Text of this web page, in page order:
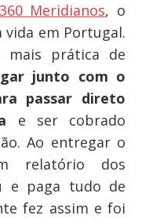
360 Meridianos, o
vida em Portugal.
mais prática de
junto com o
passar direto
e ser cobrado
Ao entregar o
relatório dos
e paga tudo de
fez assim e foi